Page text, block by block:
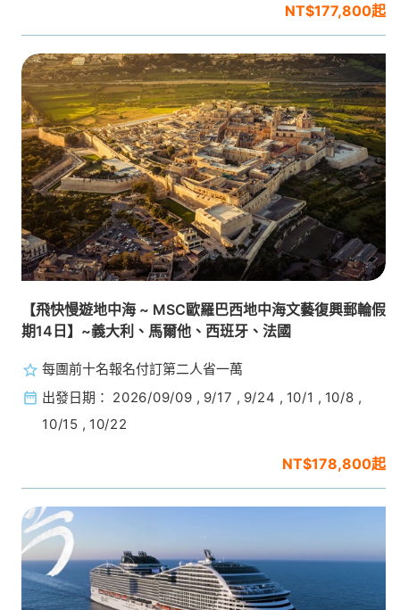
$177,800起
【飛快慢遊地中海 ~ MSC歐羅巴西地中海文藝復興郵輪假
期14日】~義大利、馬爾他、西班牙、法國
每團前十名報名付訂第二人省一萬
出發日期： 2026/09/09 , 9/17 , 9/24 , 10/1 , 10/8 ,
10/15 , 10/22
$178,800起